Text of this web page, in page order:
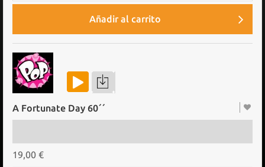
Añadir al carrito
A Fortunate Day 60´´
19,00 €